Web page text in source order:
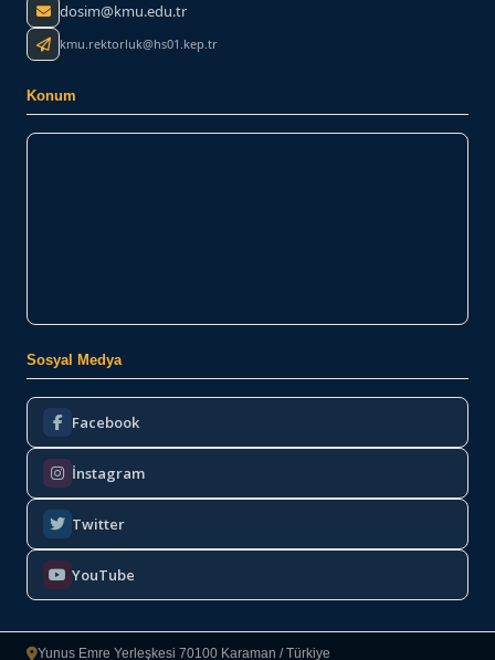
dosim@kmu.edu.tr
kmu.rektorluk@hs01.kep.tr
Konum
Sosyal Medya
Facebook
İnstagram
Twitter
YouTube
Yunus Emre Yerleşkesi 70100 Karaman / Türkiye